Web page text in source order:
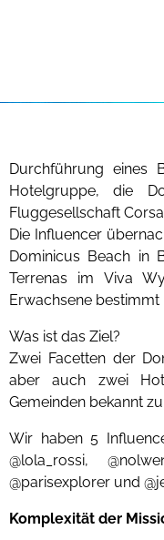
Durchführung eines
Hotelgruppe, die
Fluggesellschaft
Die Influencer
Dominicus Beach in
Terrenas im Viva
Erwachsene bestimmt
Was ist das Ziel?
Zwei Facetten der
aber auch zwei
Gemeinden bekannt
Wir haben 5
@lola_rossi,
@parisexplorer und
Komplexität der